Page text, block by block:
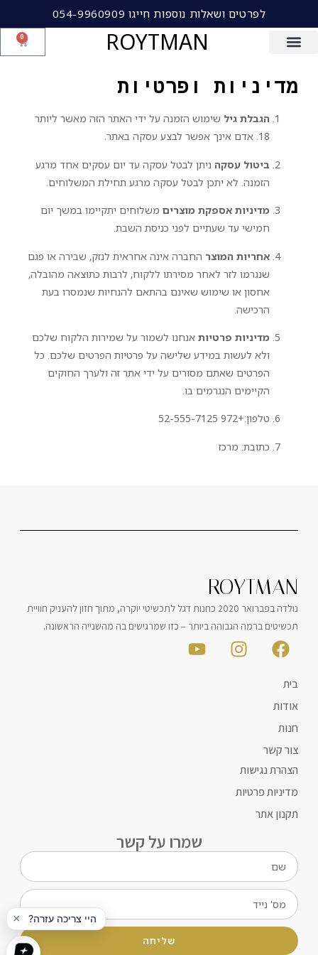
לפרטים ושאלות נוספות חייגו 054-9960909
ROYTMAN
0
מדיניות ופרטיות
הגבלת גיל שימוש הזמנה על ידי האתר הזה מאשר ליותר
18. אדם אינך אפשר לבצע עסקה באתר.
ביטול עסקה ניתן לבטל עסקה עד יום עסקים אחד מרגע
הזמנה. לא יתכן לבטל עסקה מרגע תחילת המשלוחים.
מדיניות אספקת מוצרים משלוחים יתקיימו במשך יום
חמישי עד שעתיים לפני כניסת השבת.
אחריות המוצר החברה אינה אחראית לנזק, שבירה או פגם
שנגרמו לזר לאחר מסירתו ללקוח, לרבות כתוצאה מהובלה,
אחסון או שימוש שאינם בהתאם להנחיות שנמסרו בעת
הרכישה.
מדיניות פרטיות אנחנו לשמור על שמירות הלקוח שלכם
ולא לעשות במידע שלישה על פרטיות הפרטים שלכם. כל
הפרטים שאתם מסורים על ידי אתר זה ולערך החוקים
הקיימים הנגרמים בו.
טלפון:+972 52-555-7125
כתובת: מרכז
ROYTMAN
נולדה בפברואר 2020 כחנות דגל לתכשיטי יוקרה, מתוך חזון להעניק חוויית
תכשיטים ברמה הגבוהה ביותר – כזו שמרגישים בה מהשנייה הראשונה.
בית
אודות
חנות
צור קשר
הצהרת נגישות
מדיניות פרטיות
תקנון אתר
שמרו על קשר
שליחה